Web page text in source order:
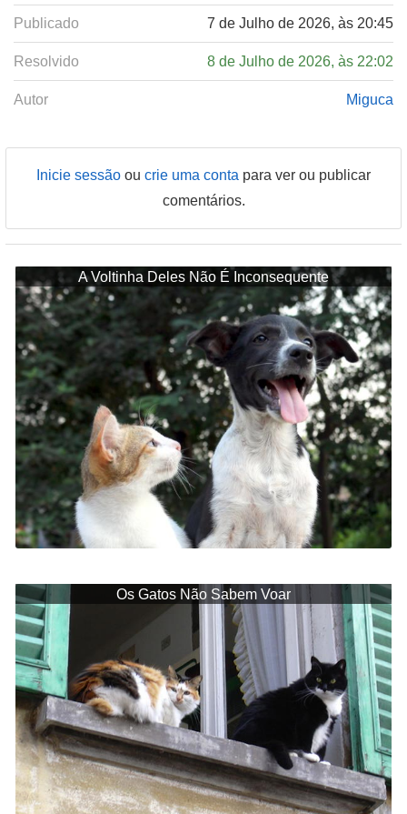
Publicado 7 de Julho de 2026, às 20:45
Resolvido 8 de Julho de 2026, às 22:02
Autor Miguca
Inicie sessão ou crie uma conta para ver ou publicar
comentários.
A Voltinha Deles Não É Inconsequente
Os Gatos Não Sabem Voar